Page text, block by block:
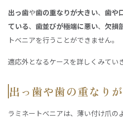
出っ歯や歯の重なりが大きい、 歯や
ている、 歯並びが極端に悪い、 欠損
トべニアを行うことができません。
適応外となるケースを詳しくみてい
出っ歯や歯の重なり
ラミネートべニアは、薄い付け爪の